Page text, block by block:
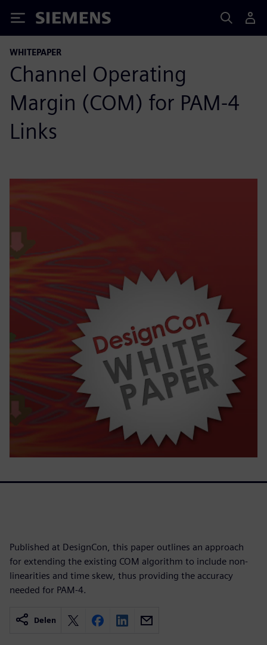
Siemens
WHITEPAPER
Channel Operating
Margin (COM) for PAM-4
Links
Published at DesignCon, this paper outlines an approach
for extending the existing COM algorithm to include non-
linearities and time skew, thus providing the accuracy
needed for PAM-4.
Delen